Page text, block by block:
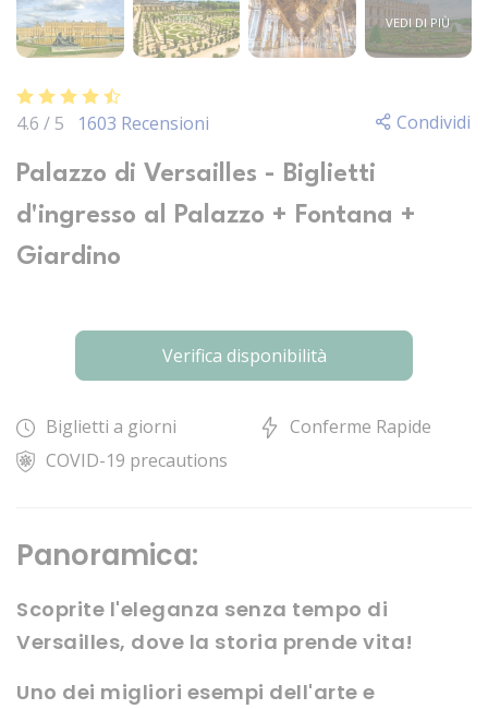
VEDI DI PIÙ
4.6 / 5 1603 Recensioni Condividi
Palazzo di Versailles - Biglietti
d'ingresso al Palazzo + Fontana +
Giardino
Verifica disponibilità
Biglietti a giorni
Conferme Rapide
COVID-19 precautions
Panoramica:
Scoprite l'eleganza senza tempo di
Versailles, dove la storia prende vita!
Uno dei migliori esempi dell'arte e